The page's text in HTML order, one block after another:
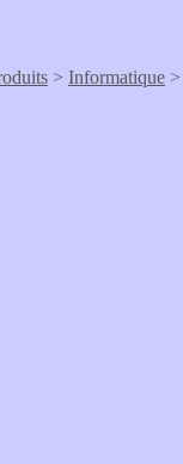
> Informatique >